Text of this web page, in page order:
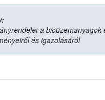
a
és igazolásáról